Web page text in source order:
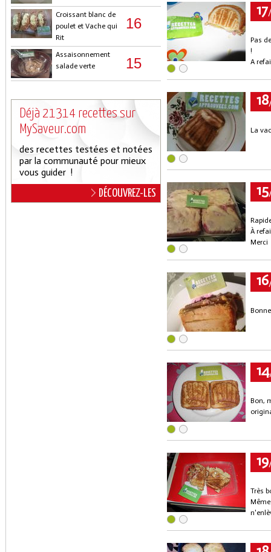
Croissant blanc de
poulet et Vache qui
Rit
16
Assaisonnement
salade verte
15
Déjà 21314 recettes sur
MySaveur.com
des recettes testées et notées
par la communauté pour mieux
vous guider !
DÉCOUVREZ-LES
17
Pas
!
A
18
La
15
À
Merci
16
14
Bon,
19
Très